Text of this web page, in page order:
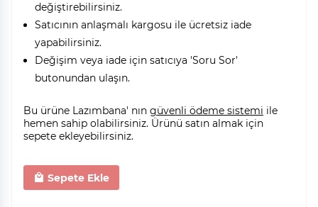
değiştirebilirsiniz.
Satıcının anlaşmalı kargosu ile ücretsiz iade
yapabilirsiniz.
Değişim veya iade için satıcıya 'Soru Sor'
butonundan ulaşın.
Bu ürüne Lazımbana' nın güvenli ödeme sistemi ile
hemen sahip olabilirsiniz. Ürünü satın almak için
sepete ekleyebilirsiniz.
Sepete Ekle